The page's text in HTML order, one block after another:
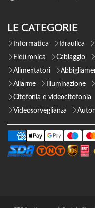
LE CATEGORIE
Informatica Idraulica
Elettronica
Cablaggio
Alimentatori
Allarme
Illuminazione
Citofonia e videocitofonia
Videosorveglianza